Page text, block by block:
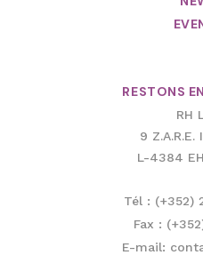
RESTONS
RH
9
L-4384
Tél : (+352)
Fax :
E-mail: